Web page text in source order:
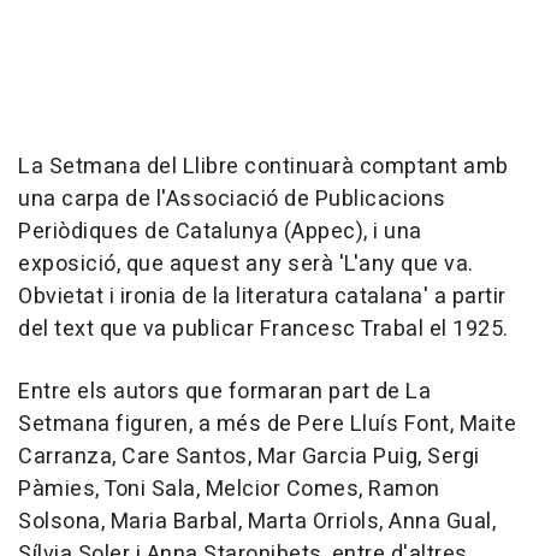
La Setmana del Llibre continuarà comptant amb
una carpa de l'Associació de Publicacions
Periòdiques de Catalunya (Appec), i una
exposició, que aquest any serà 'L'any que va.
Obvietat i ironia de la literatura catalana' a partir
del text que va publicar Francesc Trabal el 1925.
Entre els autors que formaran part de La
Setmana figuren, a més de Pere Lluís Font, Maite
Carranza, Care Santos, Mar Garcia Puig, Sergi
Pàmies, Toni Sala, Melcior Comes, Ramon
Solsona, Maria Barbal, Marta Orriols, Anna Gual,